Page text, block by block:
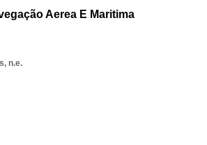
Aerea E Maritima
n.e.